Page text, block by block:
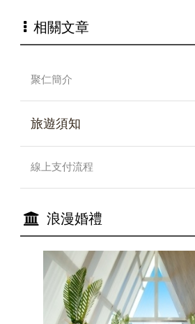
相關文章
聚仁簡介
旅遊須知
線上支付流程
浪漫婚禮